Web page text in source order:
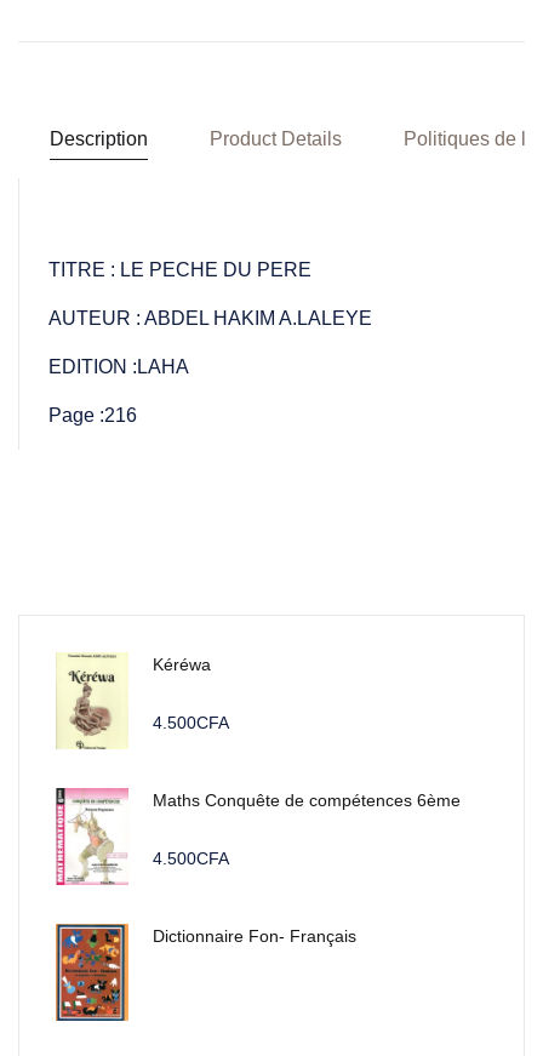
Description Product Details Politiques de la
TITRE : LE PECHE DU PERE
AUTEUR : ABDEL HAKIM A.LALEYE
EDITION :LAHA
Page :216
Kéréwa
4.500CFA
Maths Conquête de compétences 6ème
4.500CFA
Dictionnaire Fon- Français